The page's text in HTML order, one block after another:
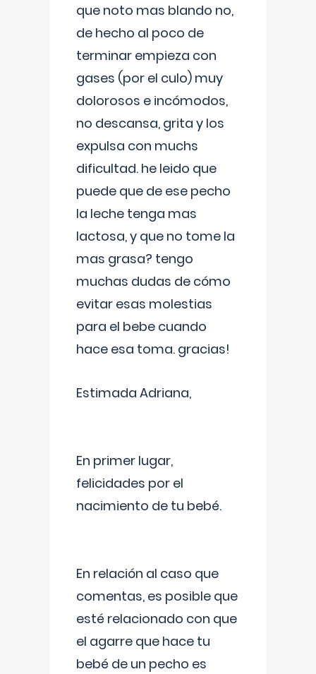
que noto mas blando no,
de hecho al poco de
terminar empieza con
gases (por el culo) muy
dolorosos e incómodos,
no descansa, grita y los
expulsa con muchs
dificultad. he leido que
puede que de ese pecho
la leche tenga mas
lactosa, y que no tome la
mas grasa? tengo
muchas dudas de cómo
evitar esas molestias
para el bebe cuando
hace esa toma. gracias!
Estimada Adriana,
En primer lugar,
felicidades por el
nacimiento de tu bebé.
En relación al caso que
comentas, es posible que
esté relacionado con que
el agarre que hace tu
bebé de un pecho es